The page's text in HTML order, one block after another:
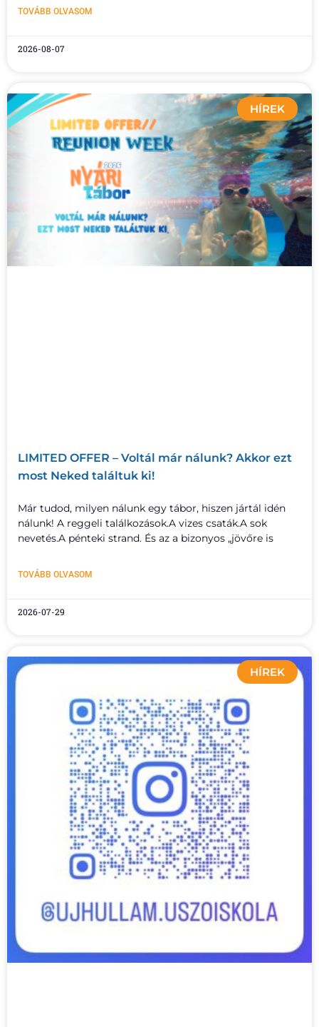
TOVÁBB OLVASOM
2026-08-07
HÍREK
LIMITED OFFER – Voltál már nálunk? Akkor ezt
most Neked találtuk ki!
Már tudod, milyen nálunk egy tábor, hiszen jártál idén
nálunk! A reggeli találkozások.A vizes csaták.A sok
nevetés.A pénteki strand. És az a bizonyos „jövőre is
TOVÁBB OLVASOM
2026-07-29
HÍREK